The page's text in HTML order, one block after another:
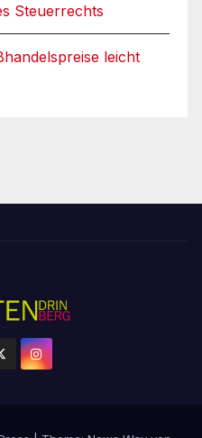
Steuerrechts
leicht